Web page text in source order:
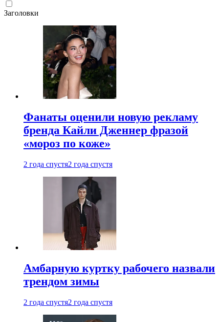
Заголовки
Фанаты оценили новую рекламу
бренда Кайли Дженнер фразой
«мороз по коже»
2 года спустя2 года спустя
Амбарную куртку рабочего назвали
трендом зимы
2 года спустя2 года спустя